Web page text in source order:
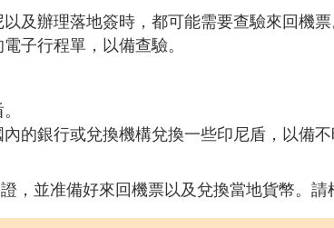
及辦理落地簽時，都可能需要查驗來回機票
子行程單，以備查驗。
內的銀行或兌換機構兌換一些印尼盾，以備
，並准備好來回機票以及兌換當地貨幣。請